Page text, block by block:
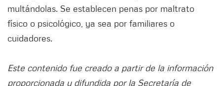
multándolas. Se establecen penas por maltrato
físico o psicológico, ya sea por familiares o
cuidadores.
Este contenido fue creado a partir de la información
proporcionada y difundida por la Secretaría de